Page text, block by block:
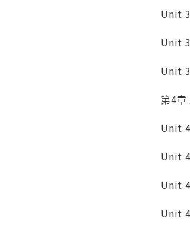
Unit
Unit
Unit
第4章
Unit
Unit
Unit
Unit